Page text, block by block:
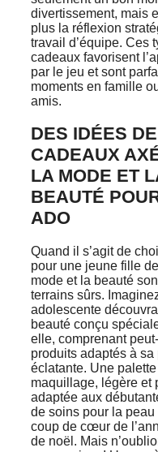
divertissement, mais
plus la réflexion
travail d’équipe. Ces
cadeaux favorisent
par le jeu et sont
moments en famille
amis.
DES IDÉES DE
CADEAUX
LA MODE ET
BEAUTÉ
ADO
Quand il s’agit de
pour une jeune fille
mode et la beauté
terrains sûrs.
adolescente
beauté conçu
elle, comprenant
produits adaptés à
éclatante. Une
maquillage, légère et
adaptée aux
de soins pour la
coup de cœur de
de noël. Mais